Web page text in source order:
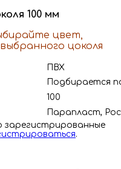
100 мм
цвет,
цоколя
ПВХ
Подбирается
100
Парапласт,
.